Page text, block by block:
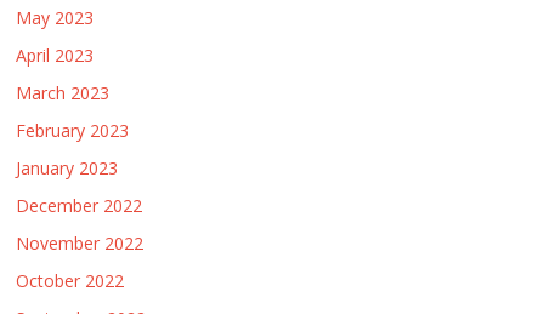
May 2023
April 2023
March 2023
February 2023
January 2023
December 2022
November 2022
October 2022